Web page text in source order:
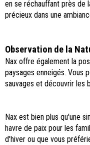
en se réchauffant près de
précieux dans une
Observation de la
Nax offre également la
paysages enneigés. Vous
sauvages et découvrir les
Nax est bien plus qu'une
havre de paix pour les
d'hiver ou que vous